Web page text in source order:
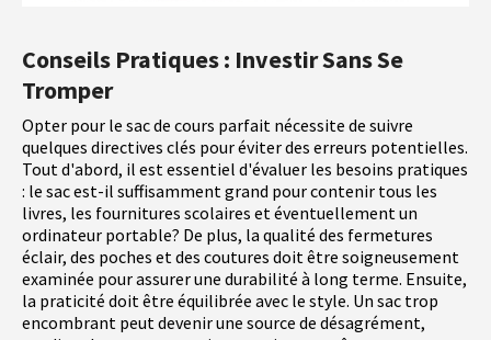
Conseils Pratiques : Investir Sans Se
Tromper
Opter pour le sac de cours parfait nécessite de suivre
quelques directives clés pour éviter des erreurs potentielles.
Tout d'abord, il est essentiel d'évaluer les besoins pratiques
: le sac est-il suffisamment grand pour contenir tous les
livres, les fournitures scolaires et éventuellement un
ordinateur portable? De plus, la qualité des fermetures
éclair, des poches et des coutures doit être soigneusement
examinée pour assurer une durabilité à long terme. Ensuite,
la praticité doit être équilibrée avec le style. Un sac trop
encombrant peut devenir une source de désagrément,